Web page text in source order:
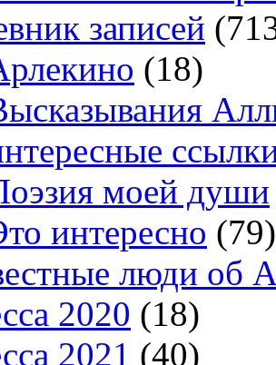
записей
(18)
моей души
интересно (79)
люди об
2020 (18)
2021 (40)